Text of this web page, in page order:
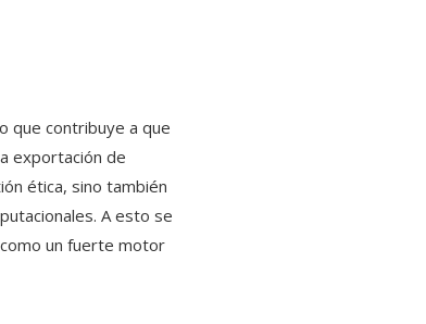
que contribuye a que
exportación de
ética, sino también
A esto se
un fuerte motor